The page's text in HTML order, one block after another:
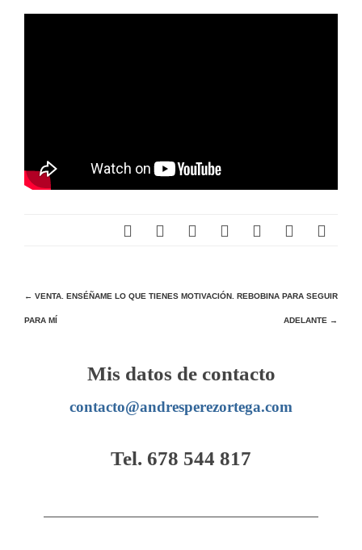
Navegación
de
← VENTA. ENSÉÑAME LO QUE TIENES
PARA MÍ
MOTIVACIÓN. REBOBINA PARA SEGUIR
ADELANTE →
Mis datos de contacto
contacto@andresperezortega.com
Tel. 678 544 817